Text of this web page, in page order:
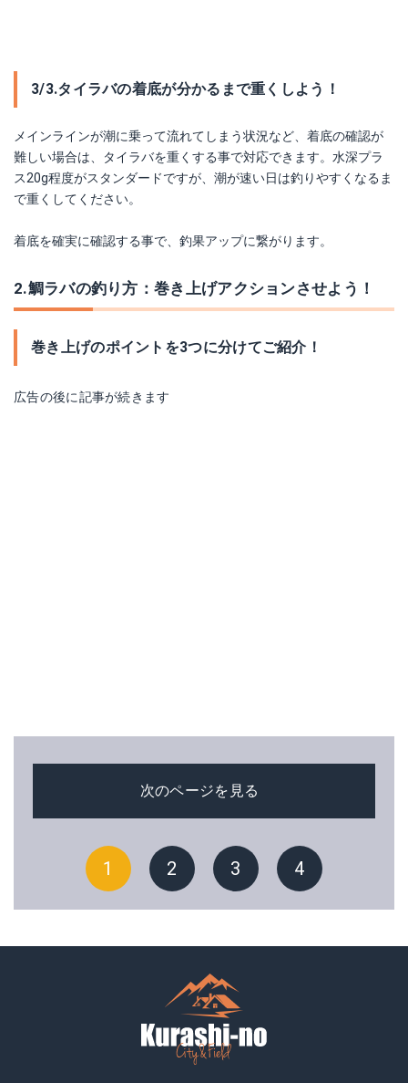
3/3.タイラバの着底が分かるまで重くしよう！
メインラインが潮に乗って流れてしまう状況など、着底の確認が
難しい場合は、タイラバを重くする事で対応できます。水深プラ
ス20g程度がスタンダードですが、潮が速い日は釣りやすくなるま
で重くしてください。
着底を確実に確認する事で、釣果アップに繋がります。
2.鯛ラバの釣り方：巻き上げアクションさせよう！
巻き上げのポイントを3つに分けてご紹介！
広告の後に記事が続きます
次のページを見る
1 2 3 4